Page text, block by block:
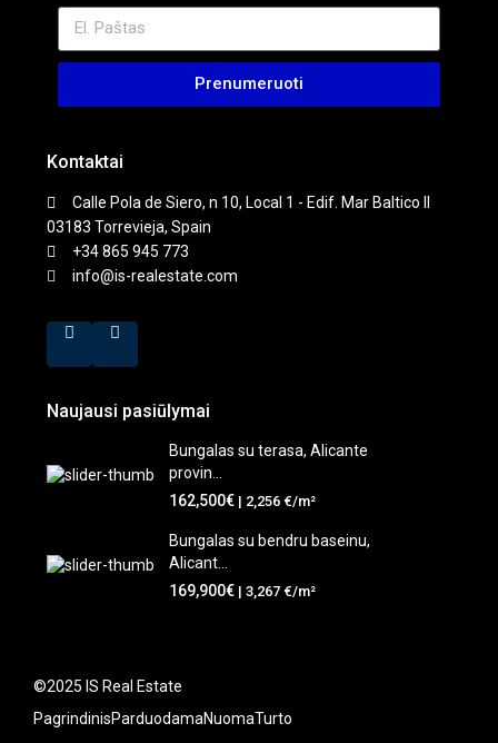
Prenumeruoti
Kontaktai
Calle Pola de Siero, n 10, Local 1 - Edif. Mar Baltico II
03183 Torrevieja, Spain
+34 865 945 773
info@is-realestate.com
Naujausi pasiūlymai
Bungalas su terasa, Alicante
provin...
162,500€ | 2,256 €/m²
Bungalas su bendru baseinu,
Alicant...
169,900€ | 3,267 €/m²
©2025 IS Real Estate
PagrindinisParduodamaNuomaTurto